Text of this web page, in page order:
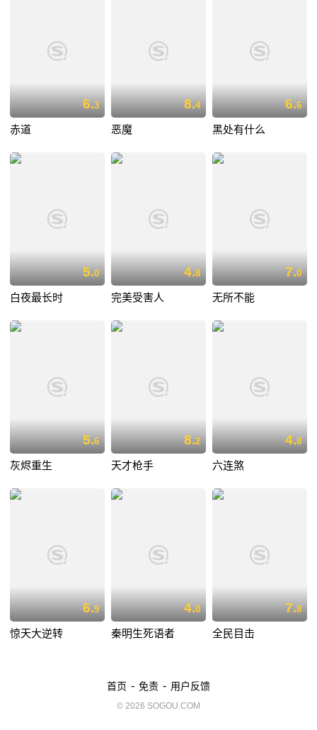
6.3
赤道
8.4
恶魔
6.6
黑处有什么
5.0
白夜最长时
4.8
完美受害人
7.0
无所不能
5.6
灰烬重生
8.2
天才枪手
4.8
六连煞
6.9
惊天大逆转
4.0
秦明生死语者
7.8
全民目击
首页 - 免责 - 用户反馈
© 2026 SOGOU.COM